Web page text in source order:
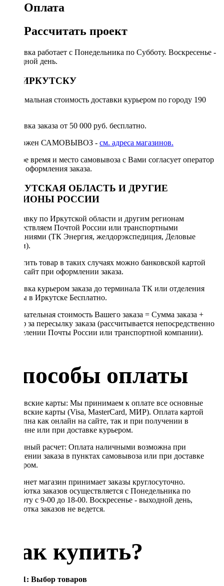
Оплата
Рассчитать проект
Доставка работает с Понедельника по Субботу. Воскресенье -
выходной день.
ПО ИРКУТСКУ
Минимальная стоимость доставки курьером по городу 190
Доставка заказа от 50 000 руб. бесплатно.
Возможен САМОВЫВОЗ - см. адреса магазинов.
Точное время и место самовывоза с Вами согласует оператор
после оформления заказа.
ИРКУТСКАЯ ОБЛАСТЬ И ДРУГИЕ
РЕГИОНЫ РОССИИ
Отправку по Иркутской области и другим регионам
осуществляем Почтой России или транспортными
компаниями (ТК Энергия, желдорэкспедиция, Деловые
линии).
Оплатить товар в таких случаях можно банковской картой
через сайт при оформлении заказа.
Доставка курьером заказа до терминала ТК или отделения
Почты в Иркутске Бесплатно.
Окончательная стоимость Вашего заказа = Сумма заказа +
Тариф за пересылку заказа (рассчитывается непосредственно
в отделении Почты России или транспортной компании).
Способы оплаты
Банковские карты: Мы принимаем к оплате все основные
банковские карты (Visa, MasterCard, МИР). Оплата картой
доступна как онлайн на сайте, так и при получении в
магазине или при доставке курьером.
Наличный расчет: Оплата наличными возможна при
получении заказа в пунктах самовывоза или при доставке
курьером.
Интернет магазин принимает заказы круглосуточно.
Обработка заказов осуществляется с Понедельника по
Субботу с 9-00 до 18-00. Воскресенье - выходной день,
обработка заказов не ведется.
Как купить?
Шаг 1: Выбор товаров